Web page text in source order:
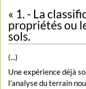
« 1. - La
propriétés ou
sols.
(...)
Une expérience déjà
l'analyse du terrain